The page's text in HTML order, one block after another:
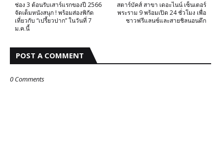
สตาร์บัคส์ สาขา เดอะไนน์ เซ็นเตอร์
พระราม 9 พร้อมเปิด 24 ชั่วโมง เพื่อ
ชาวฟรีแลนซ์และสายชิลนอนดึก
ช่อง 3 ต้อนรับเสาร์แรกของปี 2566
จัดเต็มหนังสนุก ! พร้อมส่องพิกัด
เที่ยวกับ “เปรี้ยวปาก” ในวันที่ 7
ม.ค.นี้
POST A COMMENT
0 Comments